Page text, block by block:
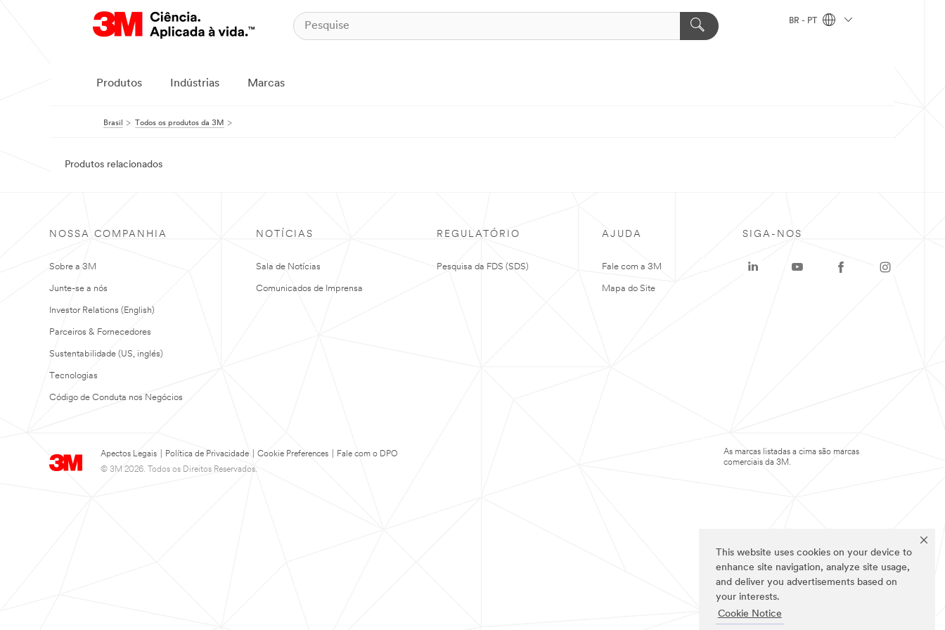
This website uses cookies on your device to
enhance site navigation, analyze site usage,
and deliver you advertisements based on
your interests.
Cookie Notice
BR - PT
Produtos Indústrias Marcas
Brasil Todos os produtos da 3M
Produtos relacionados
NOSSA COMPANHIA
Sobre a 3M
Junte-se a nós
Investor Relations (English)
Parceiros & Fornecedores
Sustentabilidade (US, inglés)
Tecnologias
Código de Conduta nos Negócios
NOTÍCIAS
Sala de Notícias
Comunicados de Imprensa
REGULATÓRIO
Pesquisa da FDS (SDS)
AJUDA
Fale com a 3M
Mapa do Site
Apectos Legais Política de Privacidade Cookie Preferences
Fale com o DPO
© 3M 2026. Todos os Direitos Reservados.
SIGA-NOS
As marcas listadas a cima são marcas
comerciais da 3M.